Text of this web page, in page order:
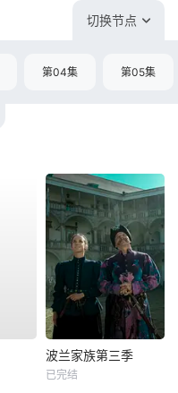
切换节点
第04集 第05集
波兰家族第三季
已完结